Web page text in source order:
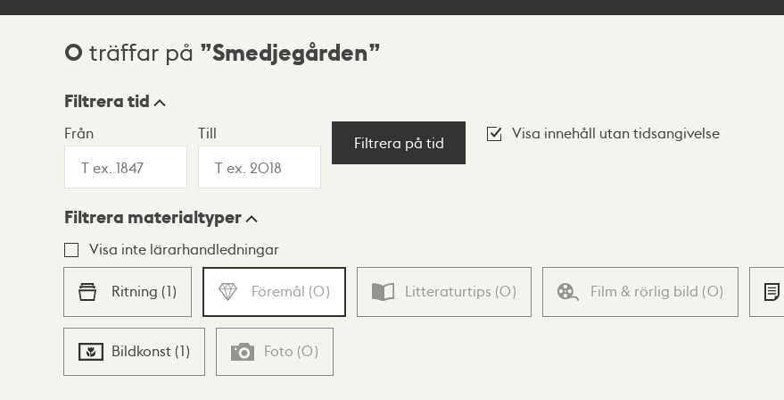
Sökresultat
0 träffar på Smedjegården
Visningsläge
Lista Karta
Filtrera tid
Från Till
Filtrera på tid
Visa innehåll utan tidsangivelse
Filtrera materialtyper
Visa inte lärarhandledningar
Ritning (1) Föremål (0) Litteraturtips (0) Film & rörlig bild (0)
Bildkonst (1) Foto (0)